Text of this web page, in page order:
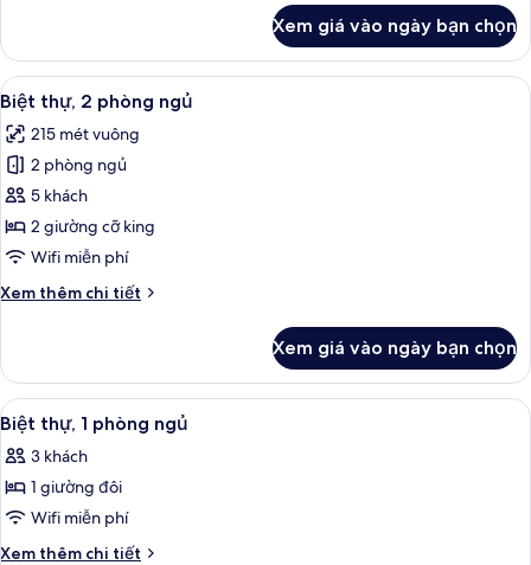
Phòng
Suite
Superior,
giường
cỡ
Xem giá vào ngày bạn chọn
Xem
tất
cả
ảnh
Biệt
thự,
2
ngủ
Biệt thự, 2 phòng ngủ | Minibar với
8
Biệt thự, 2 phòng ngủ
215 mét vuông
2 phòng ngủ
5 khách
2 giường cỡ king
Wifi miễn phí
Xem thêm chi tiết
Chi
Biệt
thự,
2
phòng
ngủ
Xem giá vào ngày bạn chọn
Xem
tất
cả
ảnh
Biệt
thự,
Minibar với thức ăn, đồ uống miễn
7
Biệt thự, 1 phòng ngủ
3 khách
1 giường đôi
Wifi miễn phí
Xem thêm chi tiết
Chi